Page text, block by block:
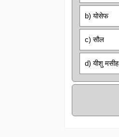
b) योसेफ
c) सौल
d) यीशु मसीह